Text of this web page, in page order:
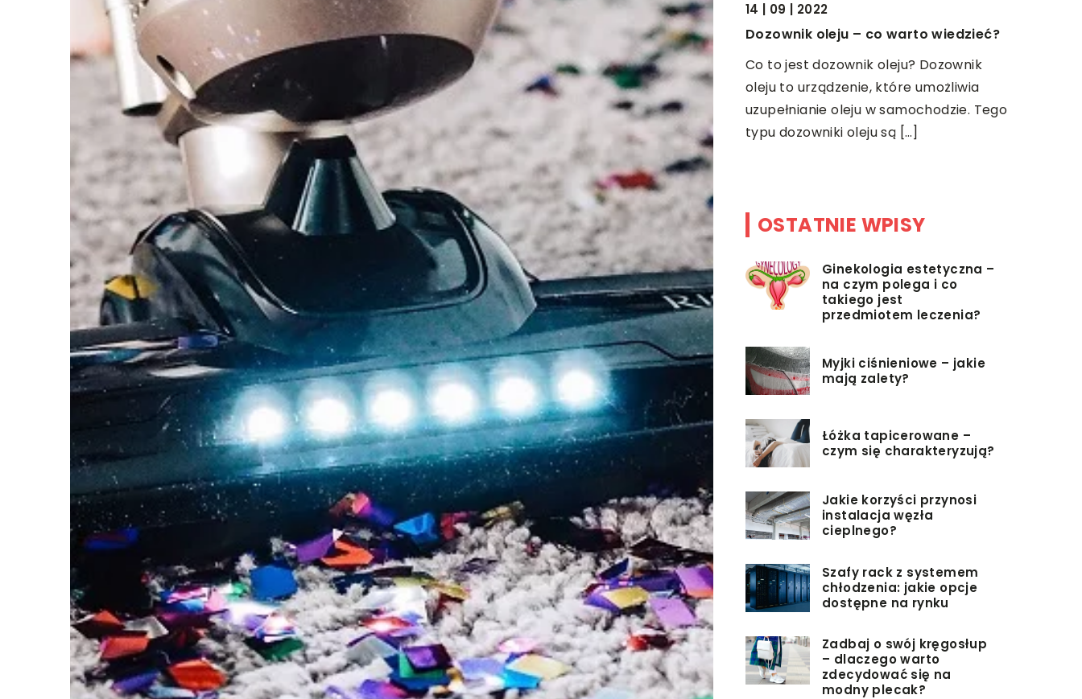
Jak wybrać odpowiedni akumulator?
Akumulator jest jednym z
najważniejszych elementów
znajdujących się w samochodzie. To
dzięki niemu jesteśmy w stanie w ogóle
odpalić silnik! […]
30 | 05 | 2021
Przydatne akcesoria dla pasjonatów
grillowania
W okresie wiosenno-letnim bardzo
wiele osób urządza imprezy z grillem w
roli głównej. Sprzęt ten pozwala bowiem
na szybkie przyrządzenie […]
14 | 09 | 2022
Dozownik oleju – co warto wiedzieć?
Co to jest dozownik oleju? Dozownik
oleju to urządzenie, które umożliwia
uzupełnianie oleju w samochodzie. Tego
typu dozowniki oleju są […]
OSTATNIE WPISY
Ginekologia estetyczna –
na czym polega i co
takiego jest
przedmiotem leczenia?
Myjki ciśnieniowe – jakie
mają zalety?
Łóżka tapicerowane –
czym się charakteryzują?
Jakie korzyści przynosi
instalacja węzła
cieplnego?
Szafy rack z systemem
chłodzenia: jakie opcje
dostępne na rynku
Zadbaj o swój kręgosłup
– dlaczego warto
zdecydować się na
modny plecak?